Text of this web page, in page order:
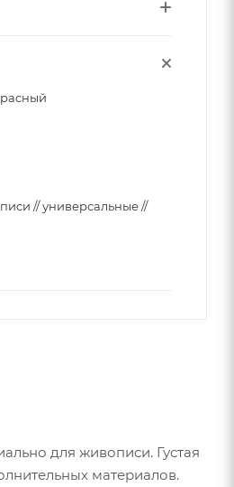
// универсальные //
для живописи. Густая
материалов.